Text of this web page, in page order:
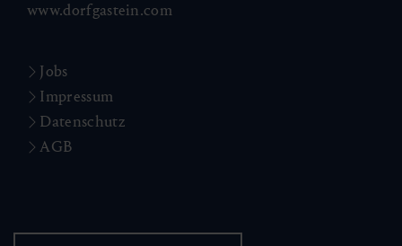
www.dorfgastein.com
Jobs
Impressum
Datenschutz
AGB